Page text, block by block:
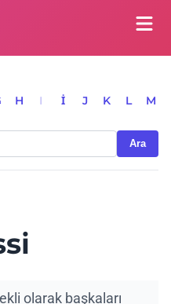
H I İ J K L M
Ara
olarak başkaları